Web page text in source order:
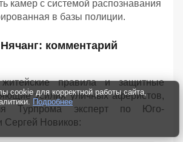
камер с системой распознавания
в базы полиции.
комментарий
правила и защитные
усилия уличных аферистов,
Турпрома эксперт по Юго-
Сергей Новиков:
cookie для корректной работы сайта,
Подробнее